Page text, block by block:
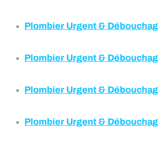
Plombier Urgent &
Plombier Urgent &
Plombier Urgent &
Plombier Urgent &